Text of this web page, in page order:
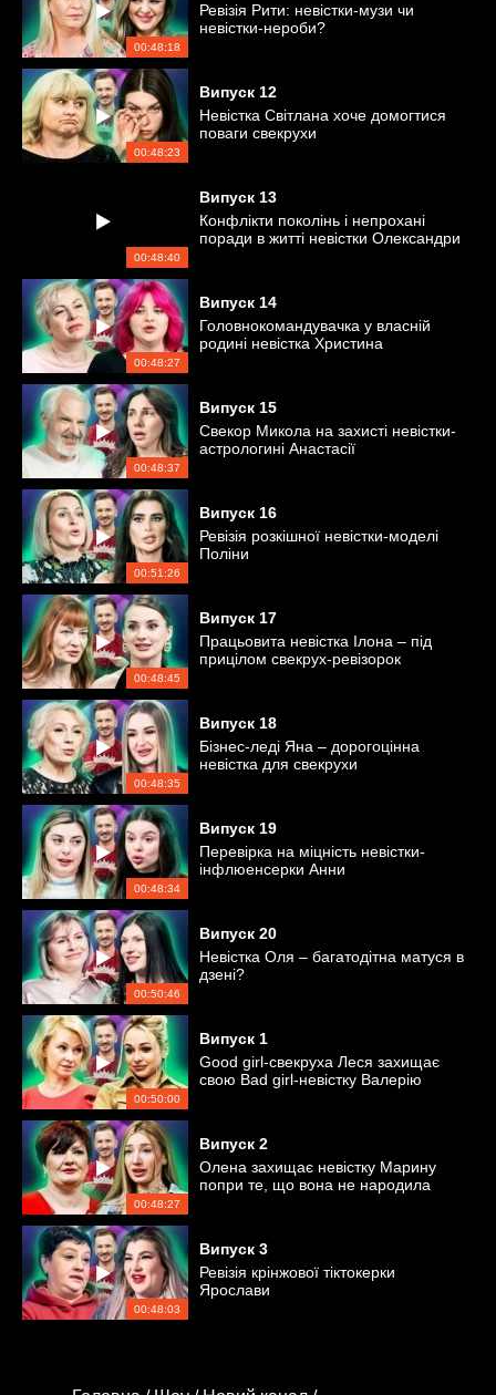
00:48:18
Ревізія Рити: невістки-музи чи
невістки-нероби?
00:48:23
Випуск 12
Невістка Світлана хоче домогтися
поваги свекрухи
00:48:40
Випуск 13
Конфлікти поколінь і непрохані
поради в житті невістки Олександри
00:48:27
Випуск 14
Головнокомандувачка у власній
родині невістка Христина
00:48:37
Випуск 15
Свекор Микола на захисті невістки-
астрологині Анастасії
00:51:26
Випуск 16
Ревізія розкішної невістки-моделі
Поліни
00:48:45
Випуск 17
Працьовита невістка Ілона – під
прицілом свекрух-ревізорок
00:48:35
Випуск 18
Бізнес-леді Яна – дорогоцінна
невістка для свекрухи
00:48:34
Випуск 19
Перевірка на міцність невістки-
інфлюенсерки Анни
00:50:46
Випуск 20
Невістка Оля – багатодітна матуся в
дзені?
00:50:00
Випуск 1
Good girl-свекруха Леся захищає
свою Bad girl-невістку Валерію
00:48:27
Випуск 2
Олена захищає невістку Марину
попри те, що вона не народила
00:48:03
Випуск 3
Ревізія крінжової тіктокерки
Ярослави